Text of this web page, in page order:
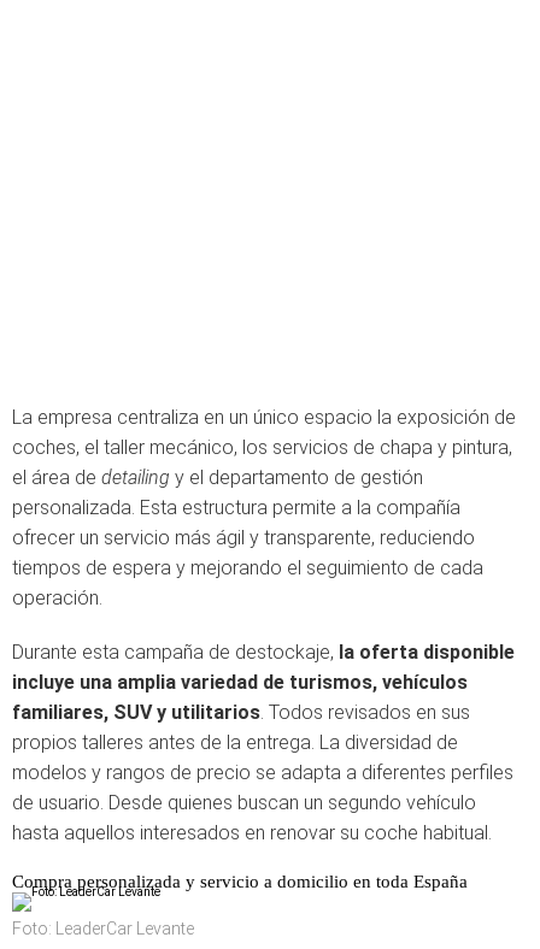
La empresa centraliza en un único espacio la exposición de
coches, el taller mecánico, los servicios de chapa y pintura,
el área de detailing y el departamento de gestión
personalizada. Esta estructura permite a la compañía
ofrecer un servicio más ágil y transparente, reduciendo
tiempos de espera y mejorando el seguimiento de cada
operación.
Durante esta campaña de destockaje, la oferta disponible
incluye una amplia variedad de turismos, vehículos
familiares, SUV y utilitarios. Todos revisados en sus
propios talleres antes de la entrega. La diversidad de
modelos y rangos de precio se adapta a diferentes perfiles
de usuario. Desde quienes buscan un segundo vehículo
hasta aquellos interesados en renovar su coche habitual.
Compra personalizada y servicio a domicilio en toda España
Foto: LeaderCar Levante